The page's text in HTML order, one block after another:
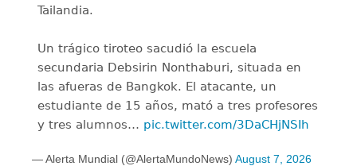
Tailandia.
Un trágico tiroteo sacudió la escuela
secundaria Debsirin Nonthaburi, situada en
las afueras de Bangkok. El atacante, un
estudiante de 15 años, mató a tres profesores
y tres alumnos… pic.twitter.com/3DaCHjNSIh
— Alerta Mundial (@AlertaMundoNews) August 7, 2026